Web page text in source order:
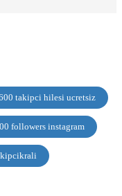
takipci hilesi ucretsiz
followers instagram